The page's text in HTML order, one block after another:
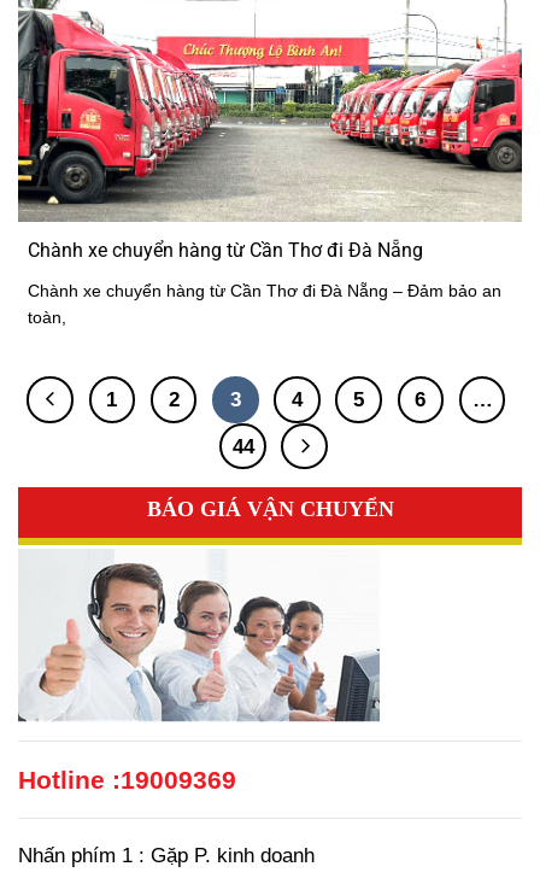
Chành xe chuyển hàng từ Cần Thơ đi Đà Nẵng
Chành xe chuyển hàng từ Cần Thơ đi Đà Nẵng – Đảm bảo an
toàn,
1 2 3 4 5 6
…
44
BÁO GIÁ VẬN CHUYỂN
Hotline :19009369
Nhấn phím 1 : Gặp P. kinh doanh